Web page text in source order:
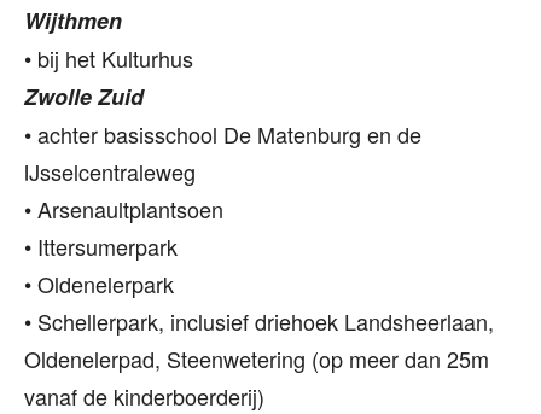
Wijthmen
• bij het Kulturhus
Zwolle Zuid
• achter basisschool De Matenburg en de
IJsselcentraleweg
• Arsenaultplantsoen
• Ittersumerpark
• Oldenelerpark
• Schellerpark, inclusief driehoek Landsheerlaan,
Oldenelerpad, Steenwetering (op meer dan 25m
vanaf de kinderboerderij)